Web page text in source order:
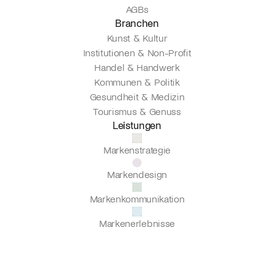
AGBs
Branchen
Kunst & Kultur
Institutionen & Non-Profit
Handel & Handwerk
Kommunen & Politik
Gesundheit & Medizin
Tourismus & Genuss
Leistungen
Markenstrategie
Markendesign
Markenkommunikation
Markenerlebnisse